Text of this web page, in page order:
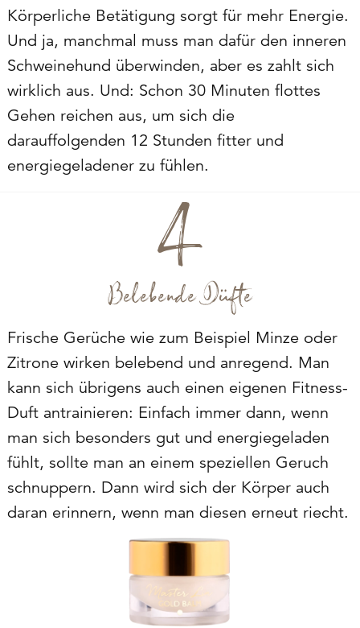
Körperliche Betätigung sorgt für mehr Energie.
Und ja, manchmal muss man dafür den inneren
Schweinehund überwinden, aber es zahlt sich
wirklich aus. Und: Schon 30 Minuten flottes
Gehen reichen aus, um sich die
darauffolgenden 12 Stunden fitter und
energiegeladener zu fühlen.
Belebende Düfte
Frische Gerüche wie zum Beispiel Minze oder
Zitrone wirken belebend und anregend. Man
kann sich übrigens auch einen eigenen Fitness-
Duft antrainieren: Einfach immer dann, wenn
man sich besonders gut und energiegeladen
fühlt, sollte man an einem speziellen Geruch
schnuppern. Dann wird sich der Körper auch
daran erinnern, wenn man diesen erneut riecht.